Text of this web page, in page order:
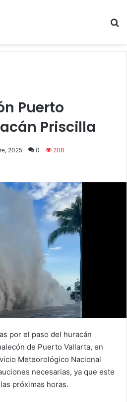
Puerto
Priscilla
2025 0 208
por el paso del huracán
de Puerto Vallarta, en
Meteorológico Nacional
necesarias, ya que este
próximas horas.